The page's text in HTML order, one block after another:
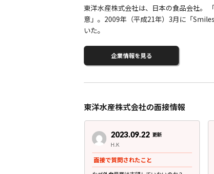
東洋水産株式会社は、日本の食品会社。
意」。2009年（平成21年）3月に「
いた。
企業情報を見る
東洋水産株式会社の面接情報
2023.09.22 更新
H.K
面接で質問されたこと